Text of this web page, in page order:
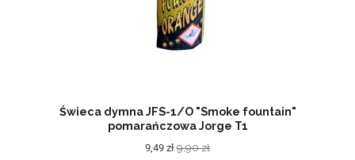
Świeca dymna JFS-1/O "Smoke fountain"
pomarańczowa Jorge T1
9,49 zł 9,90 zł